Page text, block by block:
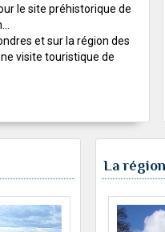
le site préhistorique de
et sur la région des
visite touristique de
La